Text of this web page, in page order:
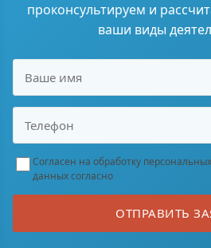
проконсультируем и
ваши виды
Согласен на обработку персональных
данных согласно
ОТПРАВИТЬ